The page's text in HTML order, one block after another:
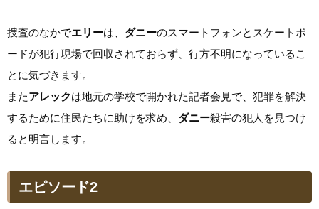
捜査のなかでエリーは、 ダニーのスマートフォンとスケートボ
ードが犯行現場で回収されておらず、行方不明になっているこ
とに気づきます。
またアレックは地元の学校で開かれた記者会見で、犯罪を解決
するために住民たちに助けを求め、 ダニー殺害の犯人を見つけ
ると明言します。
エピソード2